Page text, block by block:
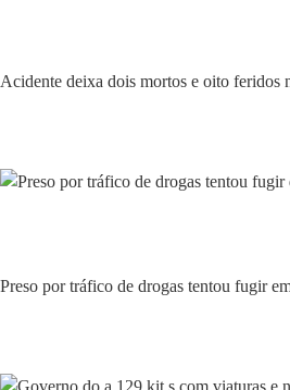
Acidente deixa dois mortos e oito feridos
Preso por tráfico de drogas tentou fugir